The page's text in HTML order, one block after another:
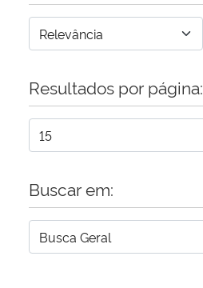
Resultados por página:
Buscar em: